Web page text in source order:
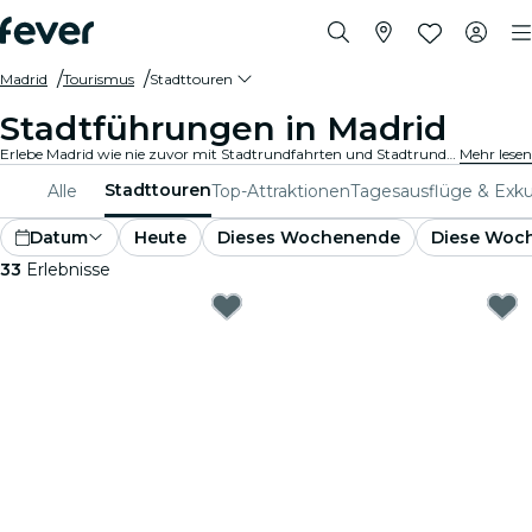
Madrid Tourismus Stadttouren
Stadtführungen in Madrid
Erlebe Madrid wie nie zuvor mit Stadtrundfahrten und Stadtrundfahrtpaketen. Während du die berühmten Wahrzeichen, versteckten Juwelen und lokalen Hotspots von Madrid erkundest, entdeckst du die Geschichten, die die Stadt zum Leben erwecken. Mehr lesen
Alle StadttourenTop-AttraktionenTagesausflüge &
Datum Heute Dieses Wochenende
Diese
33 Erlebnisse